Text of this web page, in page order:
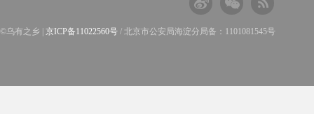
©乌有之乡 | 京ICP备11022560号 / 北京市公安局海淀分局备：1101081545号